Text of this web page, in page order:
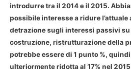
introdurre tra il 2014 e il 2015.
possibile interesse a ridure l’attuale
detrazione sugli interessi passivi
costruzione, ristrutturazione della
potrebbe essere di 1 punto %,
ulteriormente ridotta al 17% nel